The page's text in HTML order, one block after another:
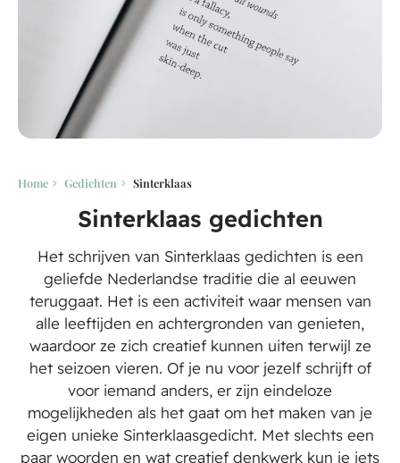
Home Gedichten Sinterklaas
Sinterklaas gedichten
Het schrijven van Sinterklaas gedichten is een
geliefde Nederlandse traditie die al eeuwen
teruggaat. Het is een activiteit waar mensen van
alle leeftijden en achtergronden van genieten,
waardoor ze zich creatief kunnen uiten terwijl ze
het seizoen vieren. Of je nu voor jezelf schrijft of
voor iemand anders, er zijn eindeloze
mogelijkheden als het gaat om het maken van je
eigen unieke Sinterklaasgedicht. Met slechts een
paar woorden en wat creatief denkwerk kun je iets